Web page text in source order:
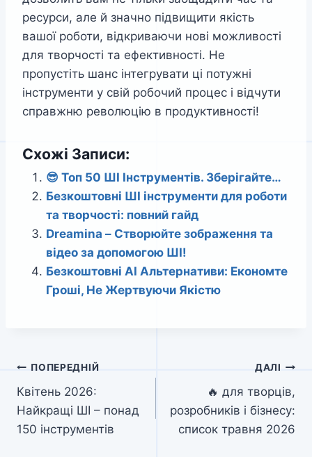
ресурси, але й значно підвищити якість
вашої роботи, відкриваючи нові можливості
для творчості та ефективності. Не
пропустіть шанс інтегрувати ці потужні
інструменти у свій робочий процес і відчути
справжню революцію в продуктивності!
Схожі Записи:
😎 Топ 50 ШІ Інструментів. Зберігайте…
Безкоштовні ШІ інструменти для роботи
та творчості: повний гайд
Dreamina – Створюйте зображення та
відео за допомогою ШІ!
Безкоштовні AI Альтернативи: Економте
Гроші, Не Жертвуючи Якістю
Навігація
записів
ПОПЕРЕДНІЙ
Квітень 2026:
Найкращі ШІ – понад
150 інструментів
ДАЛІ
🔥 для творців,
розробників і бізнесу:
список травня 2026